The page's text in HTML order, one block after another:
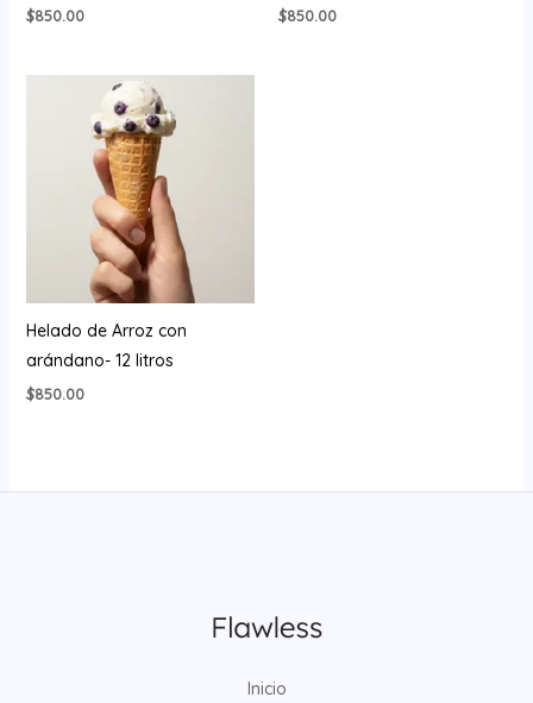
$850.00 $850.00
Helado de Arroz con
arándano- 12 litros
$850.00
Inicio